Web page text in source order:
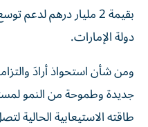
بقيمة 2 مليار درهم
دولة الإمارات.
ومن شأن استحواذ أرادَ
جديدة وطموحة من النمو